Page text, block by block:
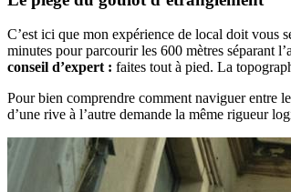
C’est ici que mon expérience de local doit vous
minutes pour parcourir les 600 mètres séparant
conseil d’expert : faites tout à pied. La
Pour bien comprendre comment naviguer entre
d’une rive à l’autre demande la même rigueur